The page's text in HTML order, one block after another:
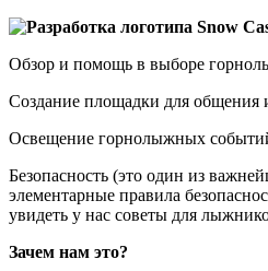
Обзор и помощь в выборе
Создание площадки для общения
Освещение горнолыжных
Безопасность (это один из
элементарные правила
увидеть у нас советы для
Зачем нам это?